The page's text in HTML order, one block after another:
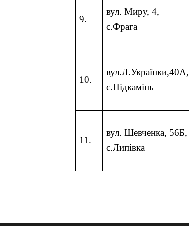
9.
вул. Миру, 4,
с.Фрага
10.
вул.Л.Українки,40А,
с.Підкамінь
11.
вул. Шевченка, 56Б,
с.Липівка